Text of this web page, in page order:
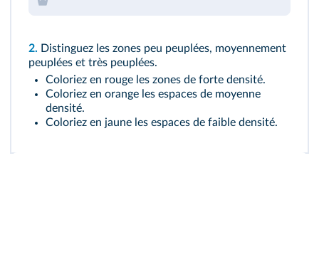
2. Distinguez les zones peu peuplées, moyennement
peuplées et très peuplées.
Coloriez en rouge les zones de forte densité.
Coloriez en orange les espaces de moyenne
densité.
Coloriez en jaune les espaces de faible densité.